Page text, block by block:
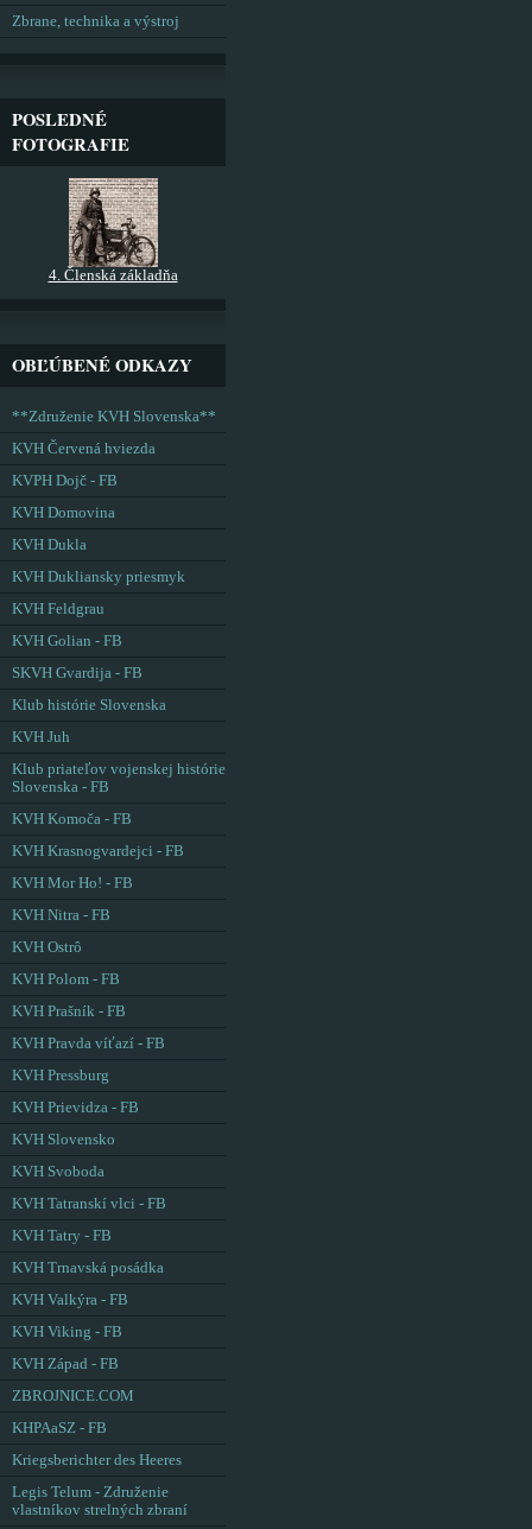
Zbrane, technika a výstroj
POSLEDNÉ
FOTOGRAFIE
4. Členská základňa
OBĽÚBENÉ ODKAZY
**Združenie KVH Slovenska**
KVH Červená hviezda
KVPH Dojč - FB
KVH Domovina
KVH Dukla
KVH Dukliansky priesmyk
KVH Feldgrau
KVH Golian - FB
SKVH Gvardija - FB
Klub histórie Slovenska
KVH Juh
Klub priateľov vojenskej histórie
Slovenska - FB
KVH Komoča - FB
KVH Krasnogvardejci - FB
KVH Mor Ho! - FB
KVH Nitra - FB
KVH Ostrô
KVH Polom - FB
KVH Prašník - FB
KVH Pravda víťazí - FB
KVH Pressburg
KVH Prievidza - FB
KVH Slovensko
KVH Svoboda
KVH Tatranskí vlci - FB
KVH Tatry - FB
KVH Trnavská posádka
KVH Valkýra - FB
KVH Viking - FB
KVH Západ - FB
ZBROJNICE.COM
KHPAaSZ - FB
Kriegsberichter des Heeres
Legis Telum - Združenie
vlastníkov strelných zbraní